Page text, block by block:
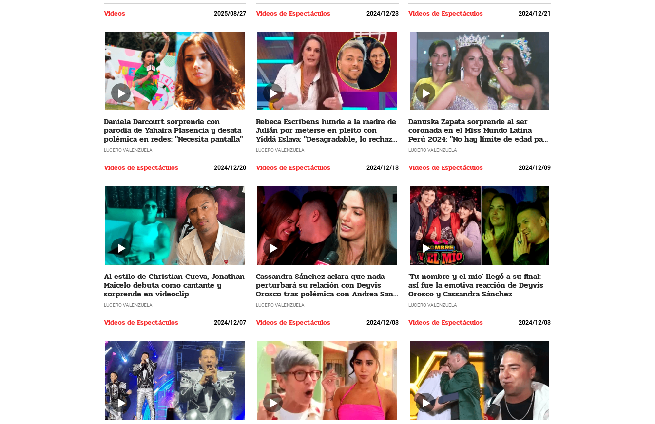
Videos 2025/08/27 Videos de Espectáculos 2024/12/23 Videos de Espectáculos 2024/12/21
Daniela Darcourt sorprende con
parodia de Yahaira Plasencia y desata
polémica en redes: "Necesita pantalla"
LUCERO VALENZUELA
Videos de Espectáculos 2024/12/20
Rebeca Escribens hunde a la madre de
Julián por meterse en pleito con
Yiddá Eslava: "Desagradable, lo rechazo
profundamente"
LUCERO VALENZUELA
Videos de Espectáculos 2024/12/13
Danuska Zapata sorprende al ser
coronada en el Miss Mundo Latina
Perú 2024: "No hay límite de edad para
cumplir los sueños"
LUCERO VALENZUELA
Videos de Espectáculos 2024/12/09
Al estilo de Christian Cueva, Jonathan
Maicelo debuta como cantante y
sorprende en videoclip
LUCERO VALENZUELA
Videos de Espectáculos 2024/12/07
Cassandra Sánchez aclara que nada
perturbará su relación con Deyvis
Orosco tras polémica con Andrea San
Martín
LUCERO VALENZUELA
Videos de Espectáculos 2024/12/03
'Tu nombre y el mío' llegó a su final:
así fue la emotiva reacción de Deyvis
Orosco y Cassandra Sánchez
LUCERO VALENZUELA
Videos de Espectáculos 2024/12/03